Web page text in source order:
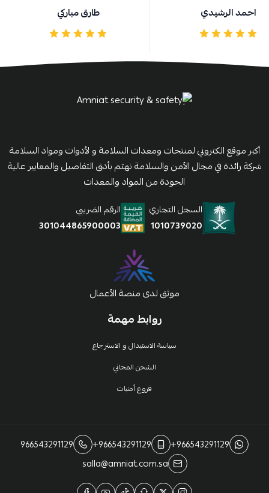
احمد الرشيدي طارق مباركي
روابط مهمة
سياسة الاستبدال و الاسترجاع
الشحن المجاني
فروع أمنيات
أكبر موقع الكتروني لمنتجات ومعدات السلامة و لأدوات ومواد السلامة
شركة رائدة في مجال الأمن والسلامة نهتم بأدق التفاصيل والمعايير عالية
الجودة من المواد والمعدات
السجل التجاري
1010739020
الرقم الضريبي
301044865900003
موثق لدى منصة الأعمال
+966543291129
+966543291129
966543291129
salla@amniat.com.sa